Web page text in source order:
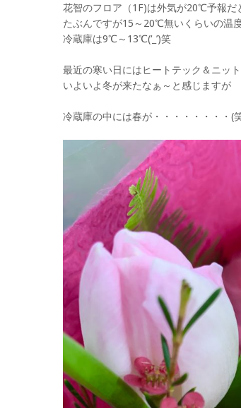
花智のフロア（1F)は外気が20℃予報だ
たぶんですが15～20℃無いくらいの温度
冷蔵庫は9℃～13℃(‘_’)笑
最近の寒い日にはヒートテック＆ニット
いよいよ冬が来たなぁ～と感じますが
冷蔵庫の中には春が・・・・・・・・(